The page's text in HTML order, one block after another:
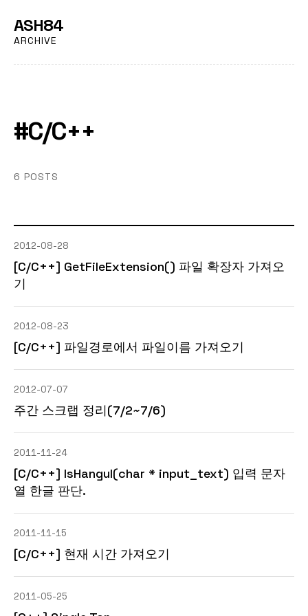
ASH84
ARCHIVE
#C/C++
6 POSTS
2012-08-28
[C/C++] GetFileExtension() 파일 확장자 가져오
기
2012-08-23
[C/C++] 파일경로에서 파일이름 가져오기
2012-07-07
주간 스크랩 정리(7/2~7/6)
2011-11-24
[C/C++] IsHangul(char * input_text) 입력 문자
열 한글 판단.
2011-11-15
[C/C++] 현재 시간 가져오기
2011-05-25